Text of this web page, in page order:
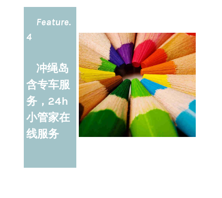
Feature.
4
冲绳岛
含专车服
务，24h
小管家在
线服务